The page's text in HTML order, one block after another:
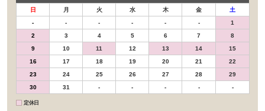
日 月 火 水 木 金
土
-
- - - - -
1
2
3 4 5 6 7
8
9
10 11 12 13 14
15
16
17 18 19 20 21
22
23
24 25 26 27 28
29
30
31 - - - - -
定休日